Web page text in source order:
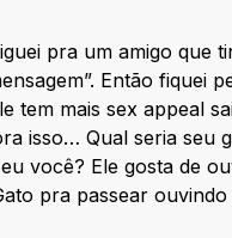
pra um amigo que
Então fiquei
tem mais sex appeal
isso… Qual seria seu
você? Ele gosta de
pra passear